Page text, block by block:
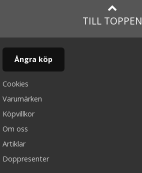
TILL TOPPEN
Ångra köp
Cookies
Varumärken
Köpvillkor
Om oss
Artiklar
Doppresenter